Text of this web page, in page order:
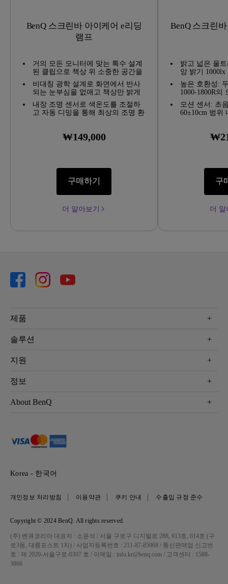
BenQ 스크린바 아이케어 e리딩
램프
거의 모든 모니터에 맞는 특수 설계
된 클립으로 책상 위 소중한 공간을
절약하세요.
비대칭 광학 설계로 화면에서 반사
되는 눈부심을 없애고 책상만 밝게
비춰줍니다.
내장 조명 센서로 색온도를 조절하
고 자동 디밍을 통해 최상의 조명 환
₩149,000
구매하기
더 알아보기
BenQ 스크린
밝고 넓은 울
앙 밝기 1000lx
에서 500lx의
데스크 램프보
로 시야를 더
니다.
높은 호환성:
1000-1800R의
하며, 특허받
니터 디자인에
설치 방법이
모션 센서: 초
60±10cm 범위
를 비운 후 5
구
더 알
제품
프로젝터
조명
솔루션
Eye-Care 모니터
e스포츠
비즈니스 디스플레이
지원
문의
서비스센터
정보
프로젝터 거리계산기
About BenQ
사회적 책임
뉴스
Copyright © 2024 BenQ. All rights reserved.
개인정보 처리방침 이용약관 쿠키 안내 수출입 규정 준수
Korea - 한국어
(주) 벤큐코리아 대표자 : 소윤석 / 서울 구로구 디지털로 288, 613호, 614호 (구
로3동, 대륭포스트 1차) / 사업자등록번호 : 211-87-85968 / 통신판매업 신고번
호 : 제 2020-서울구로-0307 호 / 이메일 : info.kr@benq.com / 고객센터 : 1588-
3866